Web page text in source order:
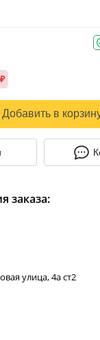
Добавить в
заказа:
улица, 4а ст2